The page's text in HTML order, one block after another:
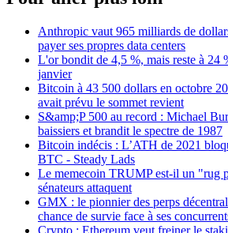
Anthropic vaut 965 milliards de
payer ses propres data centers
L'or bondit de 4,5 %, mais reste à 24
janvier
Bitcoin à 43 500 dollars en octobre
avait prévu le sommet revient
S&amp;P 500 au record : Michael
baissiers et brandit le spectre de 1987
Bitcoin indécis : L’ATH de 2021
BTC - Steady Lads
Le memecoin TRUMP est-il un "rug
sénateurs attaquent
GMX : le pionnier des perps
chance de survie face à ses